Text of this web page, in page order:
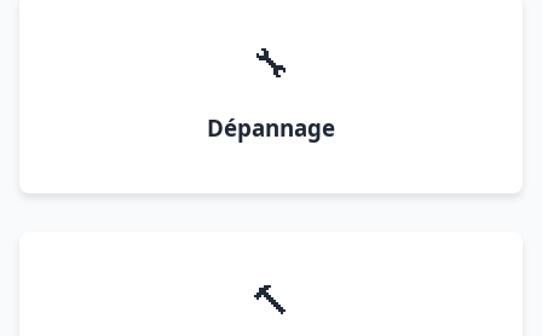
🔧
Dépannage
🔨